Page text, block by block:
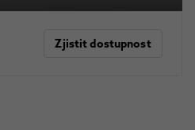
Zjistit dostupnost